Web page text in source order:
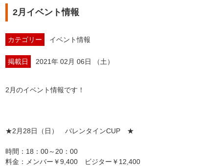
2月イベント情報
カテゴリー イベント情報
掲載日 2021年 02月 06日 （土）
2月のイベント情報です！
★2月28日（日） バレンタインCUP ★
時間：18：00～20：00
料金：メンバー￥9,400 ビジター￥12,400